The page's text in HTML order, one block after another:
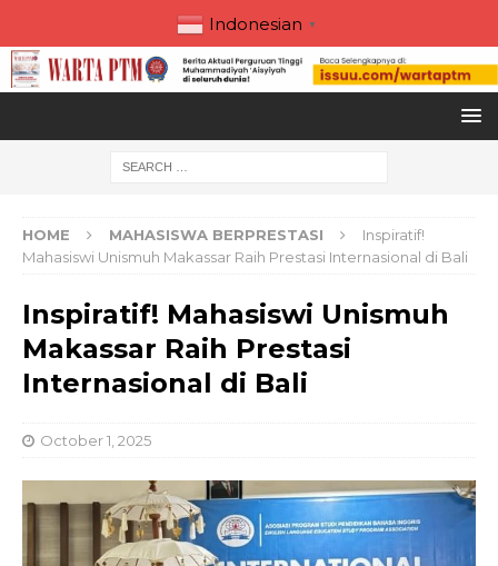
Indonesian ▼
HOME MAHASISWA BERPRESTASI
Inspiratif!
Mahasiswi Unismuh Makassar Raih Prestasi Internasional di Bali
Inspiratif! Mahasiswi Unismuh
Makassar Raih Prestasi
Internasional di Bali
October 1, 2025